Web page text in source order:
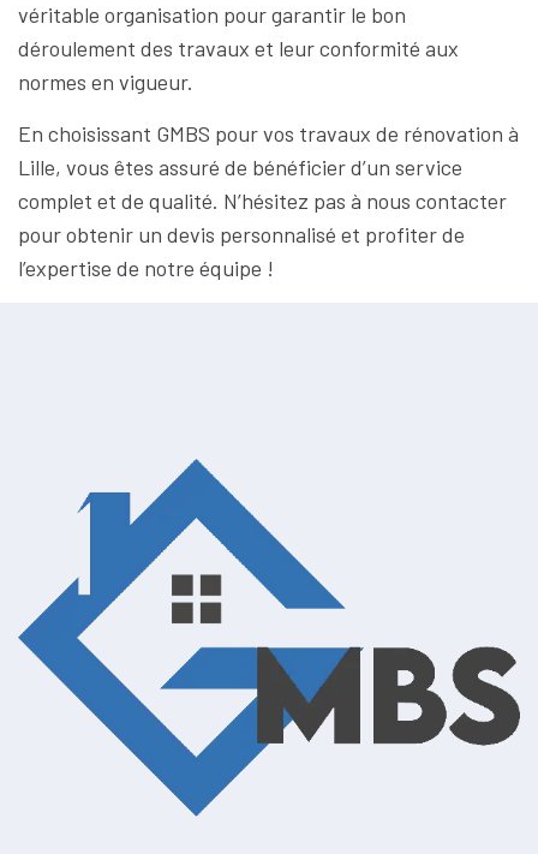
véritable organisation pour garantir le bon
déroulement des travaux et leur conformité aux
normes en vigueur.
En choisissant GMBS pour vos travaux de rénovation à
Lille, vous êtes assuré de bénéficier d’un service
complet et de qualité. N’hésitez pas à nous contacter
pour obtenir un devis personnalisé et profiter de
l’expertise de notre équipe !